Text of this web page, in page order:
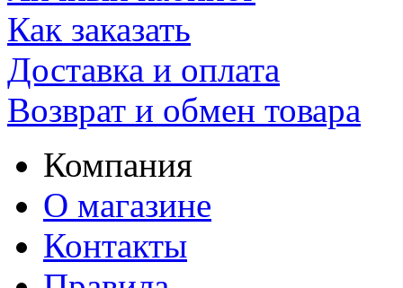
Как заказать
Доставка и оплата
Возврат и обмен товара
Компания
О магазине
Контакты